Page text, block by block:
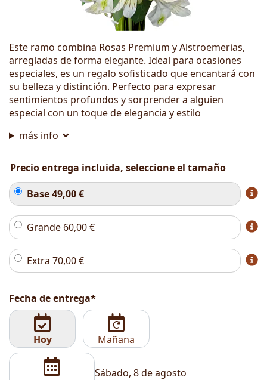
Este ramo combina Rosas Premium y Alstroemerias,
arregladas de forma elegante. Ideal para ocasiones
especiales, es un regalo sofisticado que encantará con
su belleza y distinción. Perfecto para expresar
sentimientos profundos y sorprender a alguien
especial con un toque de elegancia y estilo
más info
Precio entrega incluida, seleccione el tamaño
Base49,00€
Grande 60,00€
Extra 70,00€
Fecha de entrega*
Hoy Mañana
Sábado, 8 de agosto